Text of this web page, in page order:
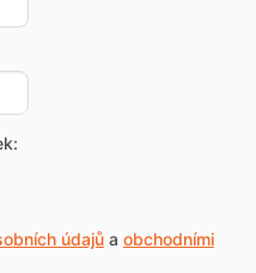
údajůa obchodními